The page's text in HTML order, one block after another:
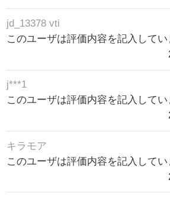
jd_13378 vti
このユーザは評価内容を記入してい
j***1
このユーザは評価内容を記入してい
キラモア
このユーザは評価内容を記入してい